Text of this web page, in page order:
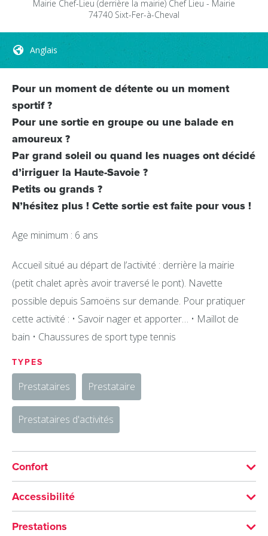
Mairie Chef-Lieu (derrière la mairie) Chef Lieu - Mairie
74740 Sixt-Fer-à-Cheval
Anglais
Pour un moment de détente ou un moment
sportif ?
Pour une sortie en groupe ou une balade en
amoureux ?
Par grand soleil ou quand les nuages ont décidé
d’irriguer la Haute-Savoie ?
Petits ou grands ?
N’hésitez plus ! Cette sortie est faite pour vous !
Age minimum : 6 ans
Accueil situé au départ de l’activité : derrière la mairie
(petit chalet après avoir traversé le pont). Navette
possible depuis Samoëns sur demande. Pour pratiquer
cette activité : • Savoir nager et apporter… • Maillot de
bain • Chaussures de sport type tennis
TYPES
Prestataires Prestataire
Prestataires d'activités
Confort
Anglais
Accessibilité
Non accessible en fauteuil roulant
Prestations